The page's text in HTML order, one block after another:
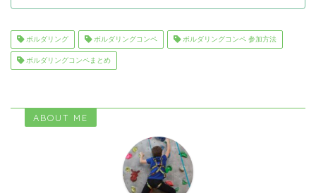
ボルダリング ボルダリングコンペ ボルダリングコンペ 参加方法
ボルダリングコンペまとめ
ABOUT ME